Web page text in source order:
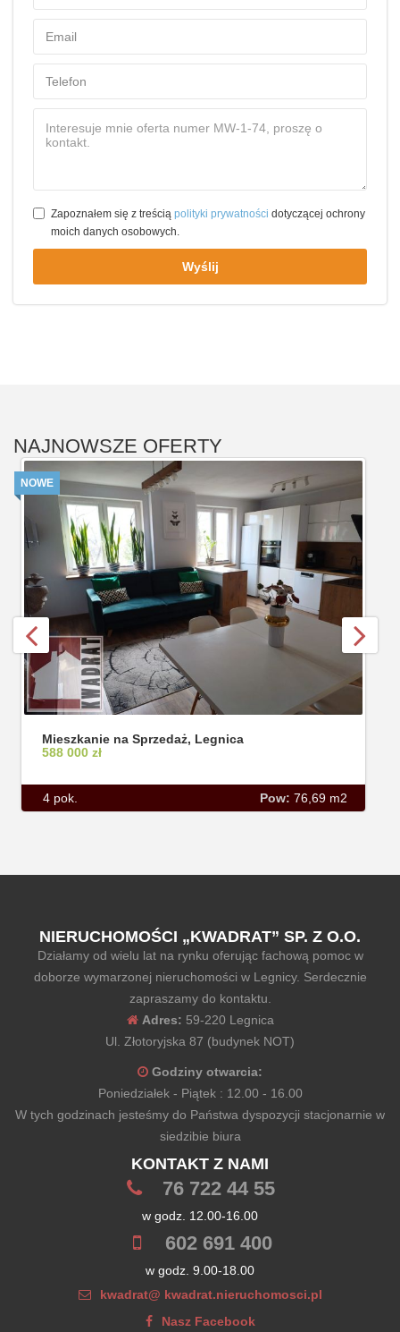
Zapoznałem się z treścią polityki prywatności dotyczącej ochrony
moich danych osobowych.
Wyślij
NAJNOWSZE OFERTY
NOWE
Mieszkanie na Sprzedaż, Legnica
588 000 zł
4 pok. Pow: 76,69 m2
NIERUCHOMOŚCI „KWADRAT” SP. Z O.O.
Działamy od wielu lat na rynku oferując fachową pomoc w
doborze wymarzonej nieruchomości w Legnicy. Serdecznie
zapraszamy do kontaktu.
Adres: 59-220 Legnica
Ul. Złotoryjska 87 (budynek NOT)
Godziny otwarcia:
Poniedziałek - Piątek : 12.00 - 16.00
W tych godzinach jesteśmy do Państwa dyspozycji stacjonarnie w
siedzibie biura
KONTAKT Z NAMI
76 722 44 55
w godz. 12.00-16.00
602 691 400
w godz. 9.00-18.00
kwadrat@ kwadrat.nieruchomosci.pl
Nasz Facebook